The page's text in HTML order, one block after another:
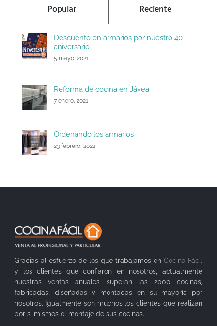
Popular Reciente
Descuento en armarios por nuestro 40
aniversario
5 mayo, 2021
Reforma de cocina en Jávea
7 enero, 2021
Ordenando los armarios
23 febrero, 2022
Gracias al esfuerzo de los que trabajamos en Cocina Fácil
y los clientes que confiaron en nosotros, actualmente
nuestras ventas anuales superan las 2000 cocinas,
fabricadas, diseñadas y montadas en su mayoría por
nosotros. Igualmente son muchos los clientes que realizan
por si mismos el montaje de sus cocinas.